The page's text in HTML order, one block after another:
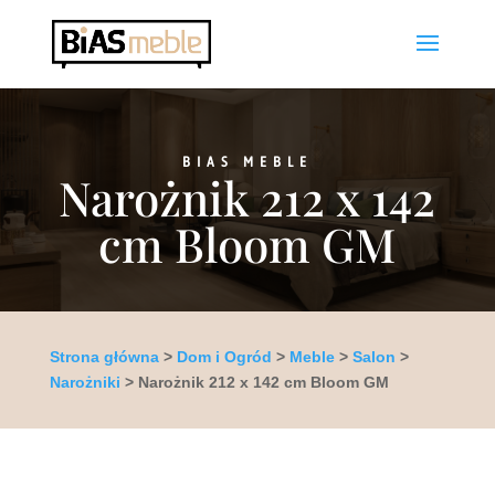
BIAS MEBLE
Narożnik 212 x 142
cm Bloom GM
Strona główna> Dom i Ogród > Meble> Salon >
Narożniki > Narożnik 212 x 142 cm Bloom GM